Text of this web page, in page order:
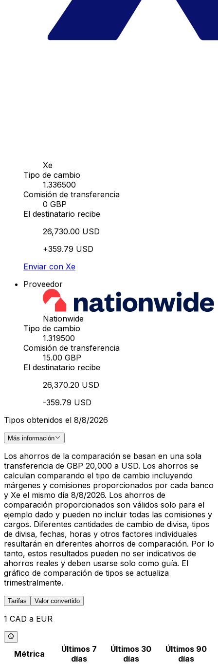
Xe
Tipo de cambio
1.336500
Comisión de transferencia
0 GBP
El destinatario recibe
26,730.00 USD
+359.79 USD
Enviar con Xe
Proveedor
Nationwide
Tipo de cambio
1.319500
Comisión de transferencia
15.00 GBP
El destinatario recibe
26,370.20 USD
-359.79 USD
Tipos obtenidos el 8/8/2026
Más información
Los ahorros de la comparación se basan en una sola
transferencia de GBP 20,000 a USD. Los ahorros se
calculan comparando el tipo de cambio incluyendo
márgenes y comisiones proporcionados por cada banco
y Xe el mismo día 8/8/2026. Los ahorros de
comparación proporcionados son válidos solo para el
ejemplo dado y pueden no incluir todas las comisiones y
cargos. Diferentes cantidades de cambio de divisa, tipos
de divisa, fechas, horas y otros factores individuales
resultarán en diferentes ahorros de comparación. Por lo
tanto, estos resultados pueden no ser indicativos de
ahorros reales y deben usarse solo como guía. El
gráfico de comparación de tipos se actualiza
trimestralmente.
Tarifas Valor convertido
1 CAD a EUR
Métrica
Últimos 7
días
Últimos 30
días
Últimos 90
días